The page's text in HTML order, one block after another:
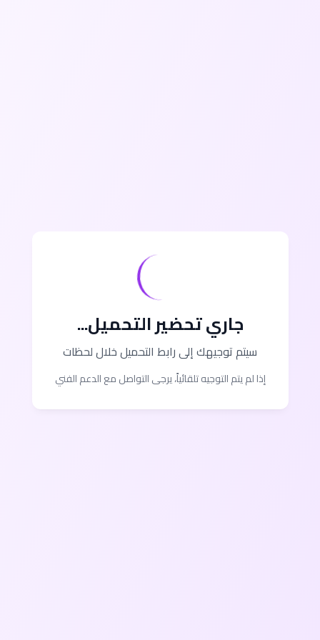
جاري تحضير التحميل...
سيتم توجيهك إلى رابط التحميل خلال لحظات
إذا لم يتم التوجيه تلقائياً، يرجى التواصل مع الدعم الفني